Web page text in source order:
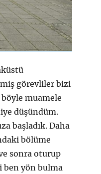
görevliler bizi
böyle muamele
düşündüm.
başladık. Daha
bölüme
sonra oturup
ben yön bulma